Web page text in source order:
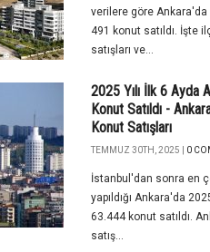
verilere göre Ankara'da
491 konut satıldı. İşte
satışları ve...
2025 Yılı İlk 6 Ayda
Konut Satıldı -
Konut Satışları
TEMMUZ 30TH, 2025 | 0
İstanbul'dan sonra en
yapıldığı Ankara'da
63.444 konut satıldı.
satış...